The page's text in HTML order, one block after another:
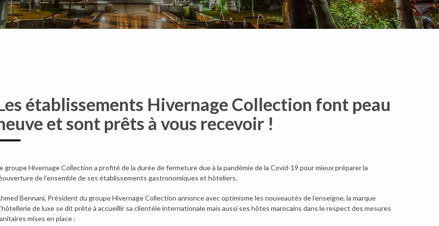
établissements Hivernage Collection font peau
et sont prêts à vous recevoir !
groupe Hivernage Collection a profité de la durée de fermeture due à la pandémie de la Covid-19 pour mieux préparer la
de l’ensemble de ses établissements gastronomiques et hôteliers.
Bennani, Président du groupe Hivernage Collection annonce avec optimisme les nouveautés de l’enseigne, la marque
de luxe se dit prête à accueillir sa clientèle internationale mais aussi ses hôtes marocains dans le respect des mesures
mises en place :